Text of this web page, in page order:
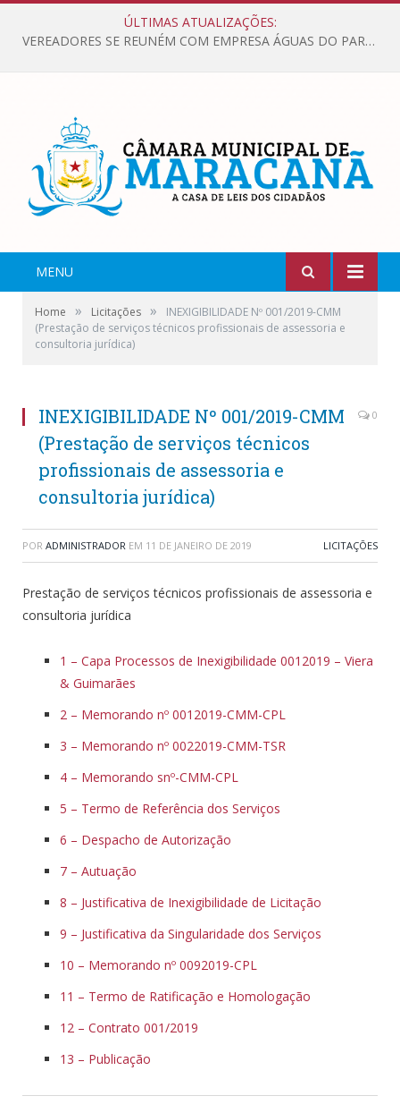
ÚLTIMAS ATUALIZAÇÕES:
VEREADORES SE REUNÉM COM EMPRESA ÁGUAS DO PARÁ, PARA APRESENTAR REIVINDICAÇÕES E MELHORIAS NA QUALIDADE DOS SERVIÇOS OFERECIDOS Á POPULAÇÃO.
MENU
Home » Licitações »
INEXIGIBILIDADE Nº 001/2019-CMM
(Prestação de serviços técnicos profissionais de assessoria e
consultoria jurídica)
INEXIGIBILIDADE Nº 001/2019-CMM
(Prestação de serviços técnicos
profissionais de assessoria e
consultoria jurídica)
0
POR ADMINISTRADOR EM 11 DE JANEIRO DE 2019 LICITAÇÕES
Prestação de serviços técnicos profissionais de assessoria e
consultoria jurídica
1 – Capa Processos de Inexigibilidade 0012019 – Viera
& Guimarães
2 – Memorando nº 0012019-CMM-CPL
3 – Memorando nº 0022019-CMM-TSR
4 – Memorando snº-CMM-CPL
5 – Termo de Referência dos Serviços
6 – Despacho de Autorização
7 – Autuação
8 – Justificativa de Inexigibilidade de Licitação
9 – Justificativa da Singularidade dos Serviços
10 – Memorando nº 0092019-CPL
11 – Termo de Ratificação e Homologação
12 – Contrato 001/2019
13 – Publicação